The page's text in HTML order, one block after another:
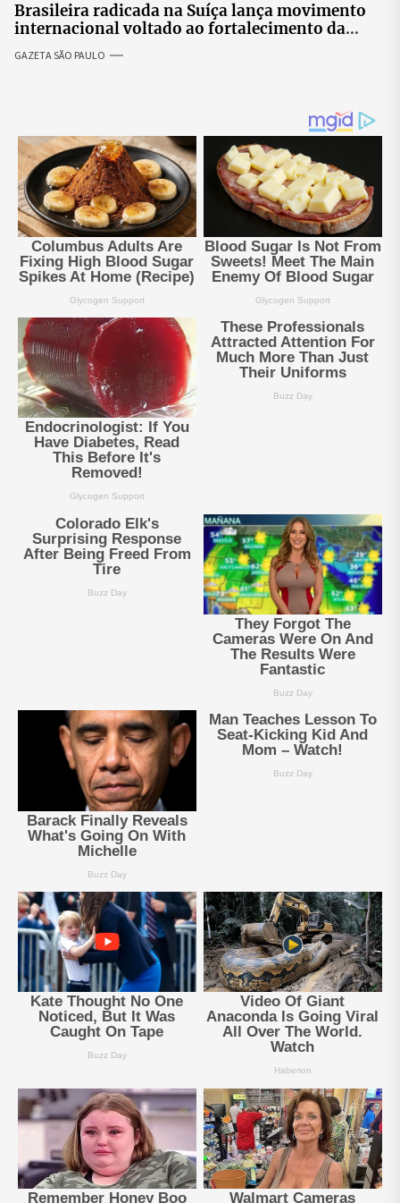
Brasileira radicada na Suíça lança movimento
internacional voltado ao fortalecimento da
identidade feminina
GAZETA SÃO PAULO